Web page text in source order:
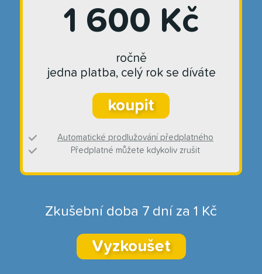
1 600 Kč
ročně
jedna platba, celý rok se díváte
koupit
Automatické prodlužování předplatného
Předplatné můžete kdykoliv zrušit
Zkušební doba 7 dní za 1 Kč
Vyzkoušet